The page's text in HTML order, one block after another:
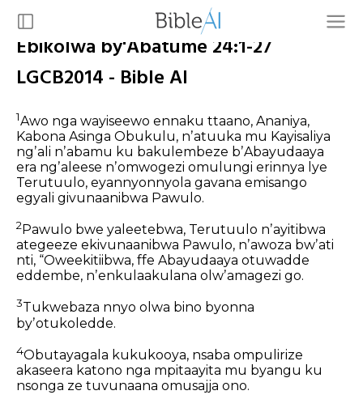
Ebikolwa by'Abatume 24:1-27
LGCB2014 - Bible AI
1Awo nga wayiseewo ennaku ttaano, Ananiya,
Kabona Asinga Obukulu, nʼatuuka mu Kayisaliya
ngʼali nʼabamu ku bakulembeze bʼAbayudaaya
era ngʼaleese nʼomwogezi omulungi erinnya lye
Terutuulo, eyannyonnyola gavana emisango
egyali givunaanibwa Pawulo.
2 Pawulo bwe yaleetebwa, Terutuulo nʼayitibwa
ategeeze ekivunaanibwa Pawulo, nʼawoza bwʼati
nti, “Oweekitiibwa, ffe Abayudaaya otuwadde
eddembe, nʼenkulaakulana olwʼamagezi go.
3Tukwebaza nnyo olwa bino byonna
byʼotukoledde.
4Obutayagala kukukooya, nsaba ompulirize
akaseera katono nga mpitaayita mu byangu ku
nsonga ze tuvunaana omusajja ono.